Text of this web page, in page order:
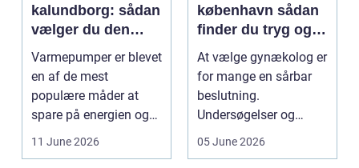
kalundborg: sådan
vælger du den
rigtige løsning
Varmepumper er blevet
en af de mest
populære måder at
spare på energien og
få et bedre indeklima
11 June 2026
københavn sådan
finder du tryg og
professionel hjælp
At vælge gynækolog er
for mange en sårbar
beslutning.
Undersøgelser og
behandlinger foregår i
05 June 2026